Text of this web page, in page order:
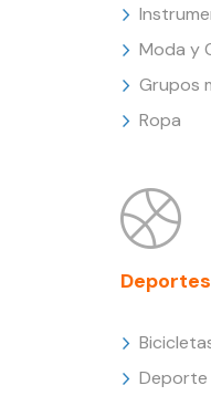
Moda y
Grupos
Ropa
Deportes
Deporte